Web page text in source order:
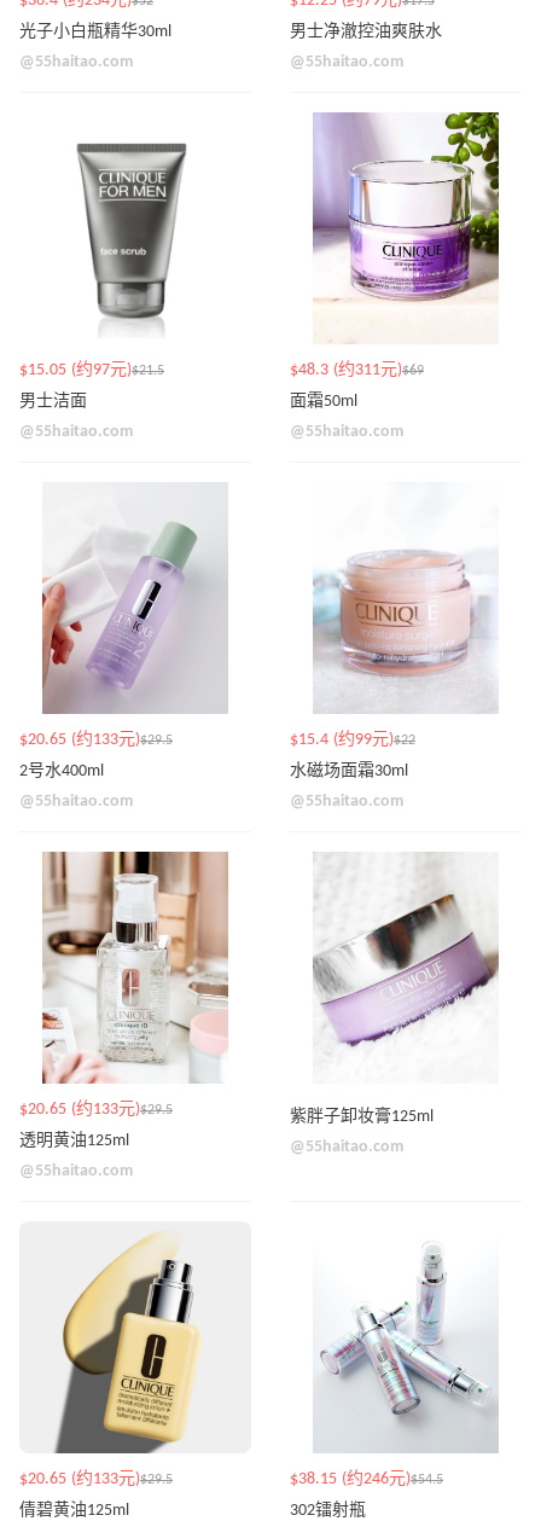
光子小白瓶精华30ml
@55haitao.com
男士净澈控油爽肤水
@55haitao.com
$15.05 (约97元)$21.5
男士洁面
@55haitao.com
$48.3 (约311元)$69
面霜50ml
@55haitao.com
$20.65 (约133元)$29.5
2号水400ml
@55haitao.com
$15.4 (约99元)$22
水磁场面霜30ml
@55haitao.com
$20.65 (约133元)$29.5
透明黄油125ml
@55haitao.com
紫胖子卸妆膏125ml
@55haitao.com
$20.65 (约133元)$29.5
倩碧黄油125ml
$38.15 (约246元)$54.5
302镭射瓶